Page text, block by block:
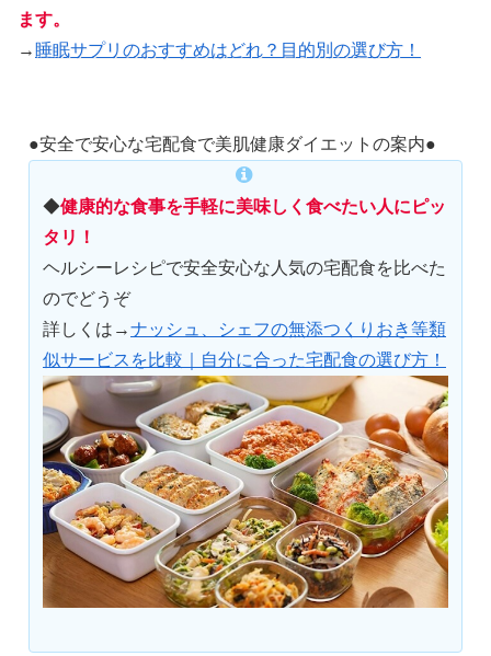
ます。
→ 睡眠サプリのおすすめはどれ？目的別の選び方！
●安全で安心な宅配食で美肌健康ダイエットの案内●
◆健康的な食事を手軽に美味しく食べたい人にピッ
タリ！
ヘルシーレシピで安全安心な人気の宅配食を比べた
のでどうぞ
詳しくは→ナッシュ、シェフの無添つくりおき等類
似サービスを比較｜自分に合った宅配食の選び方！